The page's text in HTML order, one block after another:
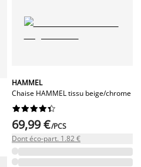
HAMMEL
Chaise HAMMEL tissu beige/chrome






69,99 €/PCS
Dont éco-part. 1.82 €